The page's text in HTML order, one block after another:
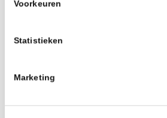
Voorkeuren
Statistieken
Marketing
Meer informatie en een